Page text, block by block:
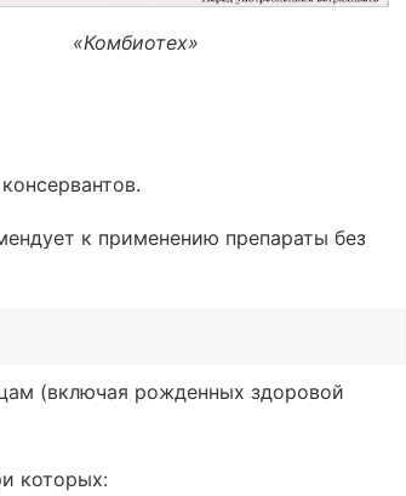
«Комбиотех»
к применению препараты без
(включая рожденных здоровой
которых: